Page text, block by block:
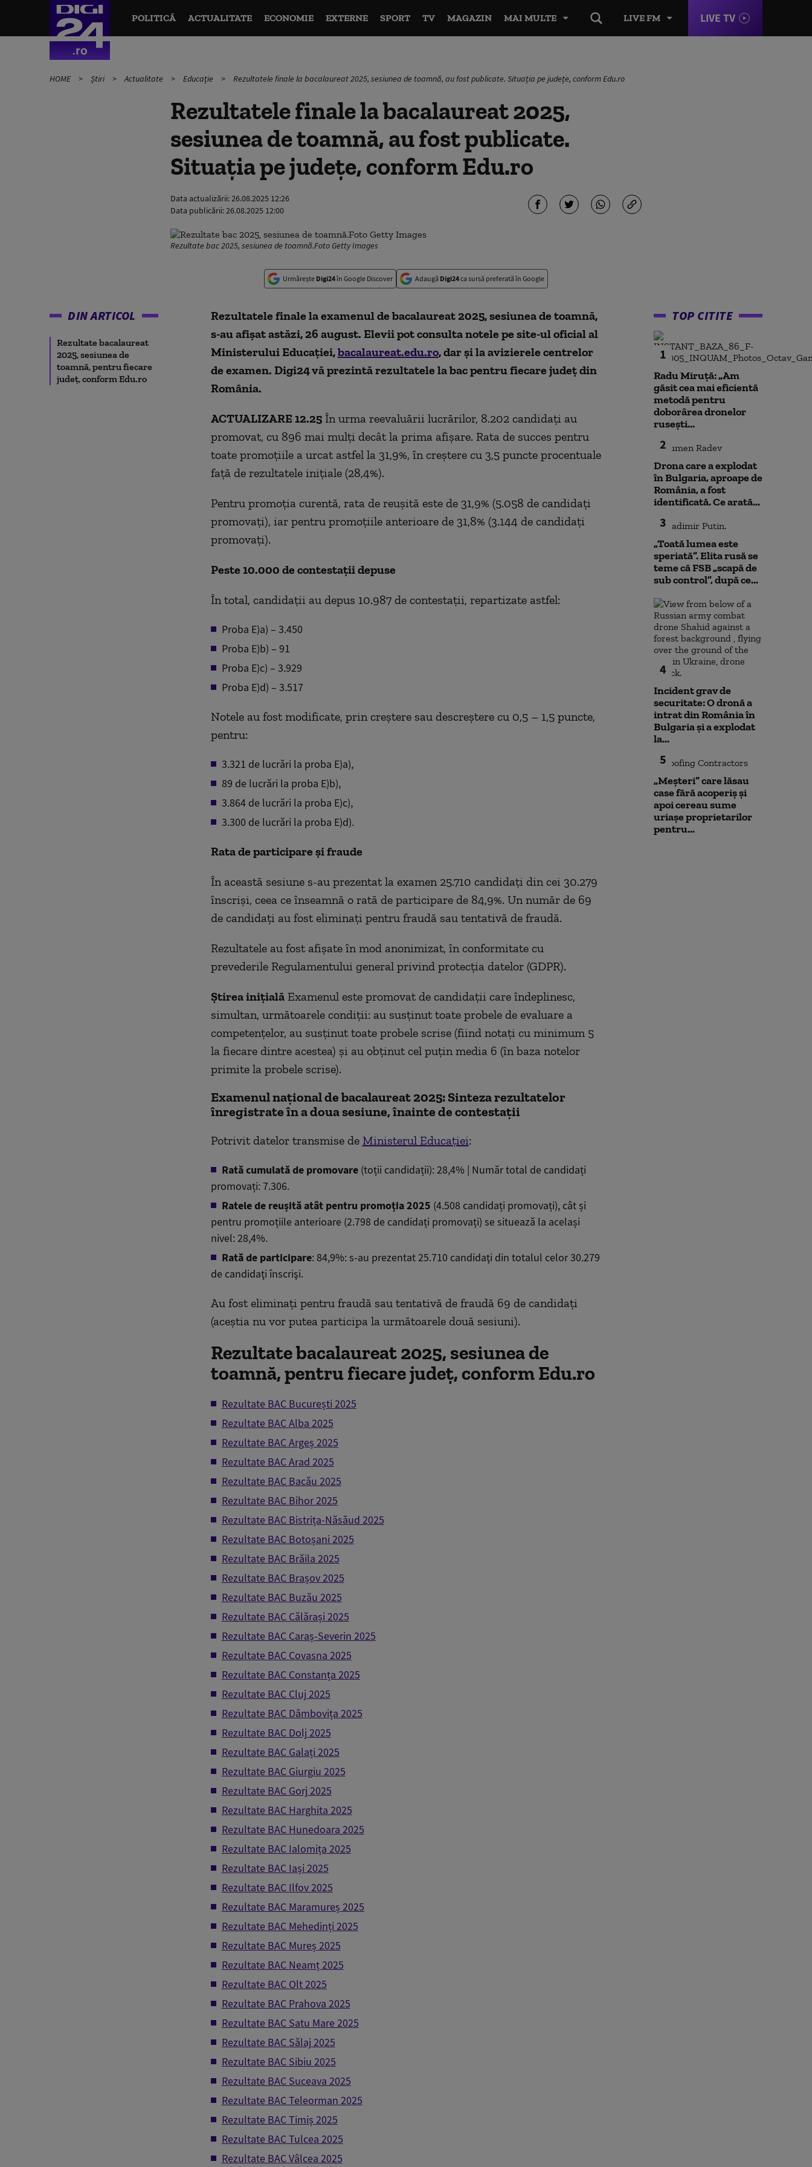
LIVE FM LIVE TV
POLITICĂ ACTUALITATE ECONOMIE EXTERNE SPORT TV MAGAZIN MAI MULTE
HOME Știri Actualitate Educație Rezultatele finale la bacalaureat 2025, sesiunea de toamnă, au fost publicate. Situația pe județe, conform Edu.ro
Rezultatele finale la bacalaureat 2025,
sesiunea de toamnă, au fost publicate.
Situația pe județe, conform Edu.ro
Data actualizării:26.08.2025 12:26
Data publicării:26.08.2025 12:00
Rezultate bac 2025, sesiunea de toamnă.Foto Getty Images
Urmărește Digi24în Google Discover Adaugă Digi24ca sursă preferată în Google
DIN ARTICOL
Rezultate bacalaureat
2025, sesiunea de
toamnă, pentru fiecare
județ, conform Edu.ro
Rezultatele finale la examenul de bacalaureat 2025, sesiunea de toamnă,
s-au afișat astăzi, 26 august. Elevii pot consulta notele pe site-ul oficial al
Ministerului Educației,bacalaureat.edu.ro, dar și la avizierele centrelor
de examen. Digi24 vă prezintă rezultatele la bac pentru fiecare județ din
România.
ACTUALIZARE 12.25În urma reevaluării lucrărilor, 8.202 candidați au
promovat, cu 896 mai mulți decât la prima afișare. Rata de succes pentru
toate promoțiile a urcat astfel la 31,9%, în creștere cu 3,5 puncte procentuale
față de rezultatele inițiale (28,4%).
Pentru promoția curentă, rata de reușită este de 31,9% (5.058 de candidați
promovați), iar pentru promoțiile anterioare de 31,8% (3.144 de candidați
promovați).
Peste 10.000 de contestații depuse
În total, candidații au depus 10.987 de contestații, repartizate astfel:
Proba E)a) – 3.450
Proba E)b) – 91
Proba E)c) – 3.929
Proba E)d) – 3.517
Notele au fost modificate, prin creștere sau descreștere cu 0,5 – 1,5 puncte,
pentru:
3.321 de lucrări la proba E)a),
89 de lucrări la proba E)b),
3.864 de lucrări la proba E)c),
3.300 de lucrări la proba E)d).
Rata de participare și fraude
În această sesiune s-au prezentat la examen 25.710 candidați din cei 30.279
înscriși, ceea ce înseamnă o rată de participare de 84,9%. Un număr de 69
de candidați au fost eliminați pentru fraudă sau tentativă de fraudă.
Rezultatele au fost afișate în mod anonimizat, în conformitate cu
prevederile Regulamentului general privind protecția datelor (GDPR).
Știrea inițialăExamenul este promovat de candidații care îndeplinesc,
simultan, următoarele condiţii: au susţinut toate probele de evaluare a
competenţelor, au susţinut toate probele scrise (fiind notați cu minimum 5
la fiecare dintre acestea) și au obținut cel puțin media 6 (în baza notelor
primite la probele scrise).
Examenul național de bacalaureat 2025: Sinteza rezultatelor
înregistrate în a doua sesiune, înainte de contestații
Potrivit datelor transmise de Ministerul Educației:
Rată cumulată de promovare(toții candidații): 28,4% | Număr total de candidați
promovați: 7.306.
Ratele de reușită atât pentru promoția 2025 (4.508 candidați promovați), cât și
pentru promoțiile anterioare (2.798 de candidați promovați) se situează la același
nivel: 28,4%.
Rată de participare: 84,9%: s-au prezentat 25.710 candidaţi din totalul celor 30.279
de candidaţi înscrişi.
Au fost eliminaţi pentru fraudă sau tentativă de fraudă 69 de candidaţi
(aceştia nu vor putea participa la următoarele două sesiuni).
Rezultate bacalaureat 2025, sesiunea de
toamnă, pentru fiecare județ, conform Edu.ro
Rezultate BAC București 2025
Rezultate BAC Alba 2025
Rezultate BAC Argeș 2025
Rezultate BAC Arad 2025
Rezultate BAC Bacău 2025
Rezultate BAC Bihor 2025
Rezultate BAC Bistrița-Năsăud 2025
Rezultate BAC Botoșani 2025
Rezultate BAC Brăila 2025
Rezultate BAC Brașov 2025
Rezultate BAC Buzău 2025
Rezultate BAC Călărași 2025
Rezultate BAC Caraș-Severin 2025
Rezultate BAC Covasna 2025
Rezultate BAC Constanța 2025
Rezultate BAC Cluj 2025
Rezultate BAC Dâmbovița 2025
Rezultate BAC Dolj 2025
Rezultate BAC Galați 2025
Rezultate BAC Giurgiu 2025
Rezultate BAC Gorj 2025
Rezultate BAC Harghita 2025
Rezultate BAC Hunedoara 2025
Rezultate BAC Ialomița 2025
Rezultate BAC Iași 2025
Rezultate BAC Ilfov 2025
Rezultate BAC Maramureș 2025
Rezultate BAC Mehedinți 2025
Rezultate BAC Mureș 2025
Rezultate BAC Neamț 2025
Rezultate BAC Olt 2025
Rezultate BAC Prahova 2025
Rezultate BAC Satu Mare 2025
Rezultate BAC Sălaj 2025
Rezultate BAC Sibiu 2025
Rezultate BAC Suceava 2025
Rezultate BAC Teleorman 2025
Rezultate BAC Timiș 2025
Rezultate BAC Tulcea 2025
Rezultate BAC Vâlcea 2025
TOP CITITE
1
Radu Miruță: „Am
găsit cea mai eficientă
metodă pentru
doborârea dronelor
rusești...
2
Drona care a explodat
în Bulgaria, aproape de
România, a fost
identificată. Ce arată...
3
„Toată lumea este
speriată”. Elita rusă se
teme că FSB „scapă de
sub control”, după ce...
4
Incident grav de
securitate: O dronă a
intrat din România în
Bulgaria şi a explodat
la...
5
„Meșteri” care lăsau
case fără acoperiș și
apoi cereau sume
uriașe proprietarilor
pentru...